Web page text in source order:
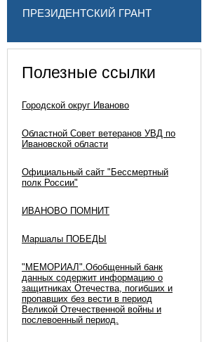
ПРЕЗИДЕНТСКИЙ ГРАНТ
Полезные ссылки
Городской округ Иваново
Областной Совет ветеранов УВД по
Ивановской области
Официальный сайт "Бессмертный
полк России"
ИВАНОВО ПОМНИТ
Маршалы ПОБЕДЫ
"МЕМОРИАЛ".Обобщенный банк
данных содержит информацию о
защитниках Отечества, погибших и
пропавших без вести в период
Великой Отечественной войны и
послевоенный период.